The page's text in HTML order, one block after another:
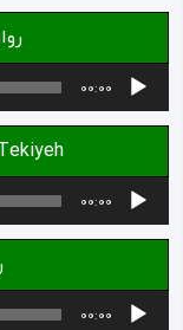
ویدئو
درباره
پخش‌کننده
صوت
00:00
پخش‌کننده
صوت
00:00
پخش‌کننده00:00